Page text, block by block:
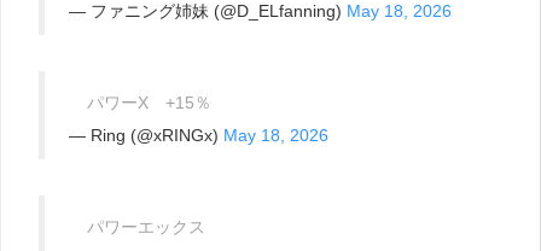
— ファニング姉妹 (@D_ELfanning) May 18, 2026
パワーX +15％
— Ring (@xRINGx) May 18, 2026
パワーエックス